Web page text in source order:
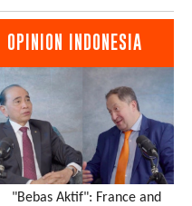
OPINION INDONESIA
"Bebas Aktif": France and